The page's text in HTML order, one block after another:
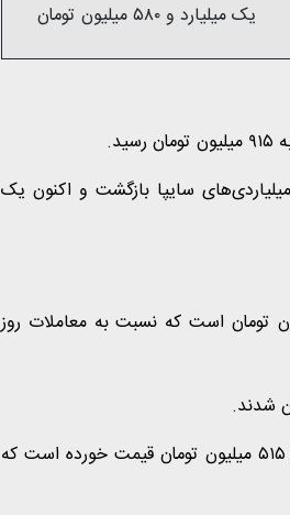
یک میلیارد و ۵۸۰ میلیون تومان
تومانی بار دیگر به جمع میلیاردی‌های سایپا بازگشت و اکنون یک
گران‌ترین سدان سایپا، از سوی فروشندگان یک میلیارد و ۲۳۰ میلیون تومان است که نسبت به معاملات روز
شدند.
قیمت ساینا S بنزینی با صعود پنج میلیونی به ۵۱۰ میلیون تومان رسید. کوییک GX L نیز ۵۱۵ میلیون تومان قیمت خورده است که